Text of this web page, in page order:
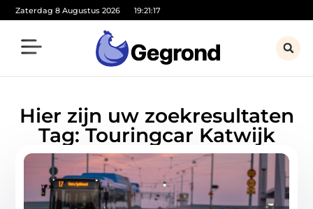
Zaterdag 8 Augustus 2026 19:21:17
Hier zijn uw zoekresultaten
Tag: Touringcar Katwijk